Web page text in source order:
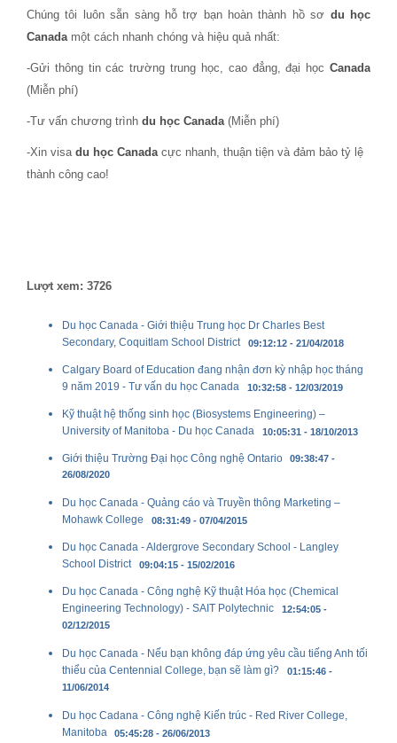
Chúng tôi luôn sẵn sàng hỗ trợ bạn hoàn thành hồ sơ du học
Canada một cách nhanh chóng và hiệu quả nhất:
-Gửi thông tin các trường trung học, cao đẳng, đại học Canada
(Miễn phí)
-Tư vấn chương trình du học Canada (Miễn phí)
-Xin visa du học Canada cực nhanh, thuận tiện và đảm bảo tỷ lệ
thành công cao!
Lượt xem: 3726
Du học Canada - Giới thiệu Trung học Dr Charles Best
Secondary, Coquitlam School District 09:12:12 - 21/04/2018
Calgary Board of Education đang nhận đơn kỳ nhập học tháng
9 năm 2019 - Tư vấn du học Canada 10:32:58 - 12/03/2019
Kỹ thuật hệ thống sinh học (Biosystems Engineering) –
University of Manitoba - Du học Canada 10:05:31 - 18/10/2013
Giới thiệu Trường Đại học Công nghệ Ontario 09:38:47 -
26/08/2020
Du học Canada - Quảng cáo và Truyền thông Marketing –
Mohawk College 08:31:49 - 07/04/2015
Du học Canada - Aldergrove Secondary School - Langley
School District 09:04:15 - 15/02/2016
Du học Canada - Công nghệ Kỹ thuật Hóa học (Chemical
Engineering Technology) - SAIT Polytechnic 12:54:05 -
02/12/2015
Du học Canada - Nếu bạn không đáp ứng yêu cầu tiếng Anh tối
thiểu của Centennial College, bạn sẽ làm gì? 01:15:46 -
11/06/2014
Du học Cadana - Công nghệ Kiến trúc - Red River College,
Manitoba 05:45:28 - 26/06/2013